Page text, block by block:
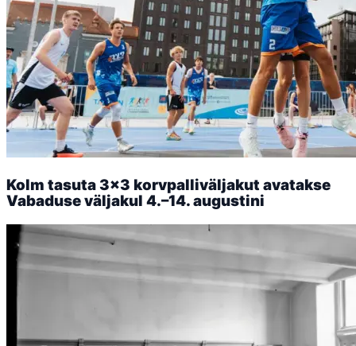
Kolm tasuta 3x3 korvpalliväljakut avatakse
Vabaduse väljakul 4.–14. augustini